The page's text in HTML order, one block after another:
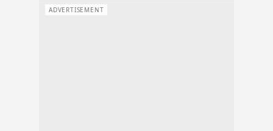
ADVERTISEMENT